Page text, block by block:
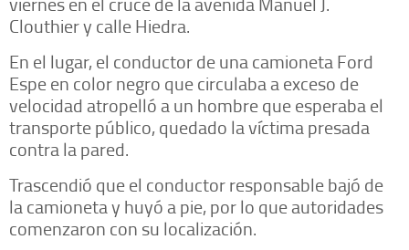
Clouthier y calle Hiedra.
En el lugar, el conductor de una camioneta Ford
Espe en color negro que circulaba a exceso de
velocidad atropelló a un hombre que esperaba el
transporte público, quedado la víctima presada
contra la pared.
Trascendió que el conductor responsable bajó de
la camioneta y huyó a pie, por lo que autoridades
comenzaron con su localización.